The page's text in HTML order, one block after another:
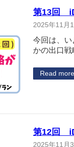
第13回
2025年11月
今回は、
かの出口
Read more
第12回
2025年11月